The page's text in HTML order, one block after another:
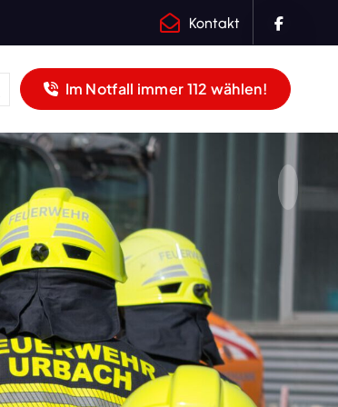
Kontakt
Im Notfall immer 112 wählen!